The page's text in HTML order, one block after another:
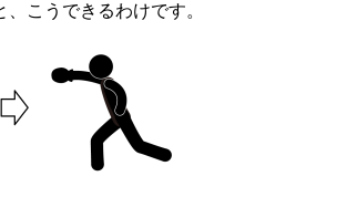
こうできるわけです。